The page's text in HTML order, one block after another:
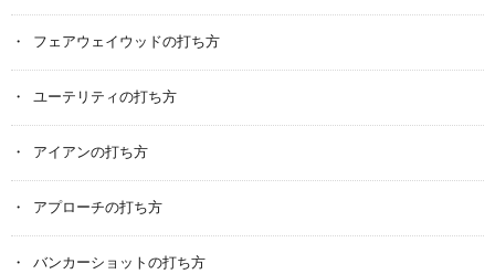
フェアウェイウッドの打ち方
ユーテリティの打ち方
アイアンの打ち方
アプローチの打ち方
バンカーショットの打ち方